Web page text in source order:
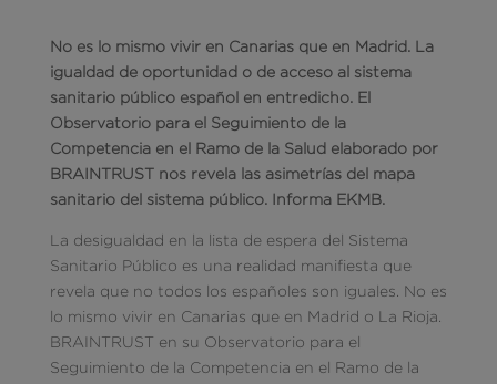
No es lo mismo vivir en Canarias que en Madrid. La
igualdad de oportunidad o de acceso al sistema
sanitario público español en entredicho. El
Observatorio para el Seguimiento de la
Competencia en el Ramo de la Salud elaborado por
BRAINTRUST nos revela las asimetrías del mapa
sanitario del sistema público. Informa EKMB.
La desigualdad en la lista de espera del Sistema
Sanitario Público es una realidad manifiesta que
revela que no todos los españoles son iguales. No es
lo mismo vivir en Canarias que en Madrid o La Rioja.
BRAINTRUST en su Observatorio para el
Seguimiento de la Competencia en el Ramo de la